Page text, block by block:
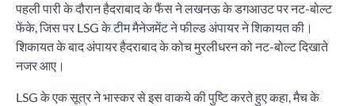
पहली पारी के दौरान हैदराबाद के फैंस ने लखनऊ के डगआउट पर नट-बोल्ट
फेंके, जिस पर LSG के टीम मैनेजमेंट ने फील्ड अंपायर ने शिकायत की।
शिकायत के बाद अंपायर हैदराबाद के कोच मुरलीधरन को नट-बोल्ट दिखाते
नजर आए।
LSG के एक सूत्र ने भास्कर से इस वाकये की पुष्टि करते हुए कहा, मैच के